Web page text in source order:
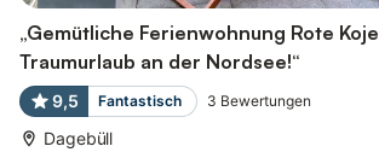
„Gemütliche Ferienwohnung Rote
Traumurlaub an der Nordsee!“
9,5 Fantastisch 3 Bewertungen
Dagebüll